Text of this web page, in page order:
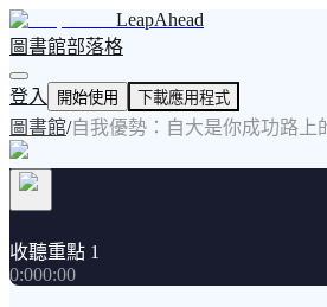
LeapAhead
圖書館部落格
登入 開始使用 下載應用程式
圖書館/自我優勢：自大是你成功路上
收聽重點 1
0:000:00